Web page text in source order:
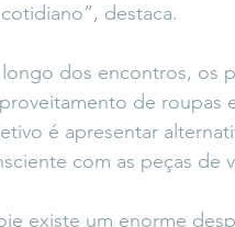
destaca.
dos encontros, os
de roupas
é apresentar
com as peças de
existe um enorme